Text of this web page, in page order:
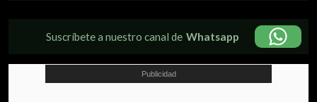
Suscríbete a nuestro canal de Whatsapp